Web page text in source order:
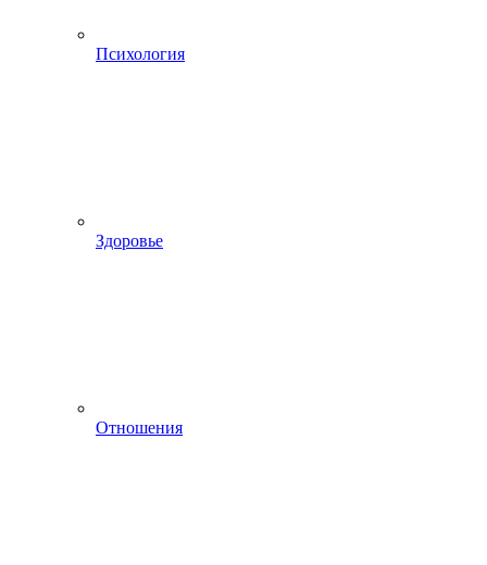
Психология
Здоровье
Отношения